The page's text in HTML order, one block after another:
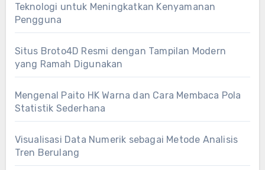
Teknologi untuk Meningkatkan Kenyamanan
Pengguna
Situs Broto4D Resmi dengan Tampilan Modern
yang Ramah Digunakan
Mengenal Paito HK Warna dan Cara Membaca Pola
Statistik Sederhana
Visualisasi Data Numerik sebagai Metode Analisis
Tren Berulang